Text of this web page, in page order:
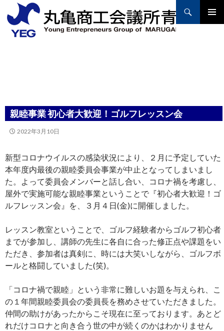
Search
親睦事業 初心者大歓迎！ゴルフレッスン会
2022年3月10日
新型コロナウイルスの感染状況により、２月に予定していた
本年度内最後の親睦委員会事業が中止となってしまいまし
た。よって委員会メンバーと話し合い、コロナ禍を考慮し、
屋外で実施可能な親睦事業ということで『初心者大歓迎！ゴ
ルフレッスン会』を、３月４日(金)に開催しました。
レッスン教室ということで、ゴルフ経験者からゴルフ初心者
までが参加し、講師の先生に各自に合った修正点や課題をい
ただき、参加者は真剣に、時には大笑いしながら、ゴルフボ
ールと格闘していました(笑)。
「コロナ禍で親睦」という非常に難しいお題を与えられ、こ
の１年間親睦委員会の委員長を務めさせていただきました。
仲間の助けがあったからこそ現在に至っております。あとど
れだけコロナと向き合う世の中が続くのかはわかりません